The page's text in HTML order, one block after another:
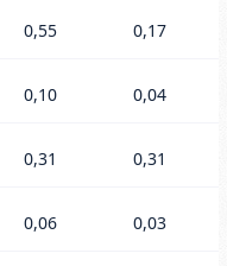
0,55 0,17
0,10 0,04
0,31 0,31
0,06 0,03